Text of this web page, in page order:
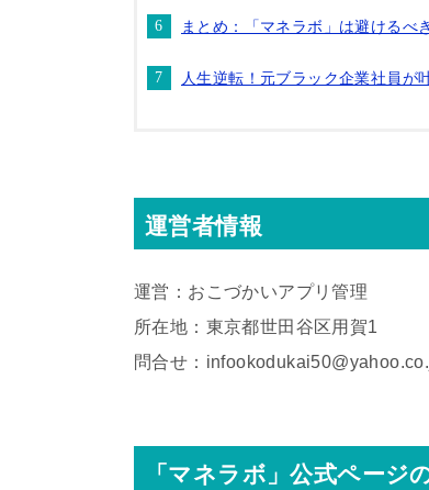
まとめ：「マネラボ」は避けるべ
人生逆転！元ブラック企業社員が
運営者情報
運営：おこづかいアプリ管理
所在地：東京都世田谷区用賀1
問合せ：
「マネラボ」公式ページ